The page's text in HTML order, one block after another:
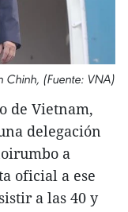
Chinh, (Fuente: VNA)
de Vietnam,
delegación
a
oficial a ese
a las 40 y